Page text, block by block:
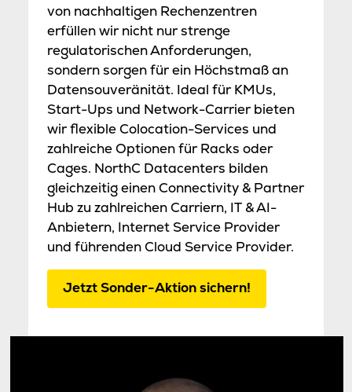
von nachhaltigen Rechenzentren
erfüllen wir nicht nur strenge
regulatorischen Anforderungen,
sondern sorgen für ein Höchstmaß an
Datensouveränität. Ideal für KMUs,
Start-Ups und Network-Carrier bieten
wir flexible Colocation-Services und
zahlreiche Optionen für Racks oder
Cages. NorthC Datacenters bilden
gleichzeitig einen Connectivity & Partner
Hub zu zahlreichen Carriern, IT & AI-
Anbietern, Internet Service Provider
und führenden Cloud Service Provider.
Jetzt Sonder-Aktion sichern!